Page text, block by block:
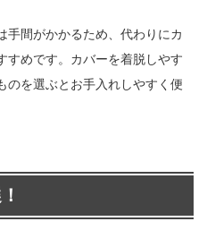
手間がかかるため、代わりにカ
すめです。カバーを着脱しやす
のを選ぶとお手入れしやすく便